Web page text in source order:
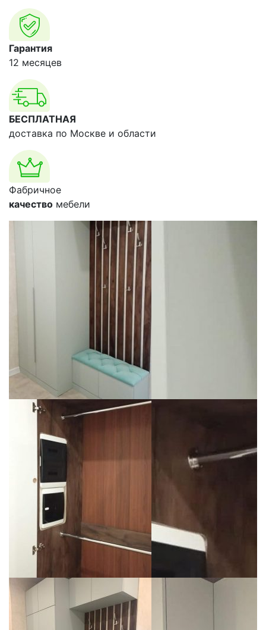
Гарантия
12 месяцев
БЕСПЛАТНАЯ
доставка по Москве и области
Фабричное
качество мебели